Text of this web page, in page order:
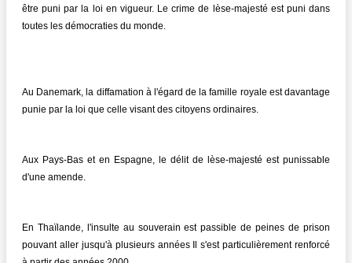
être puni par la loi en vigueur. Le crime de lèse-majesté est puni dans
toutes les démocraties du monde.
Au Danemark, la diffamation à l'égard de la famille royale est davantage
punie par la loi que celle visant des citoyens ordinaires.
Aux Pays-Bas et en Espagne, le délit de lèse-majesté est punissable
d'une amende.
En Thaïlande, l'insulte au souverain est passible de peines de prison
pouvant aller jusqu'à plusieurs années Il s'est particulièrement renforcé